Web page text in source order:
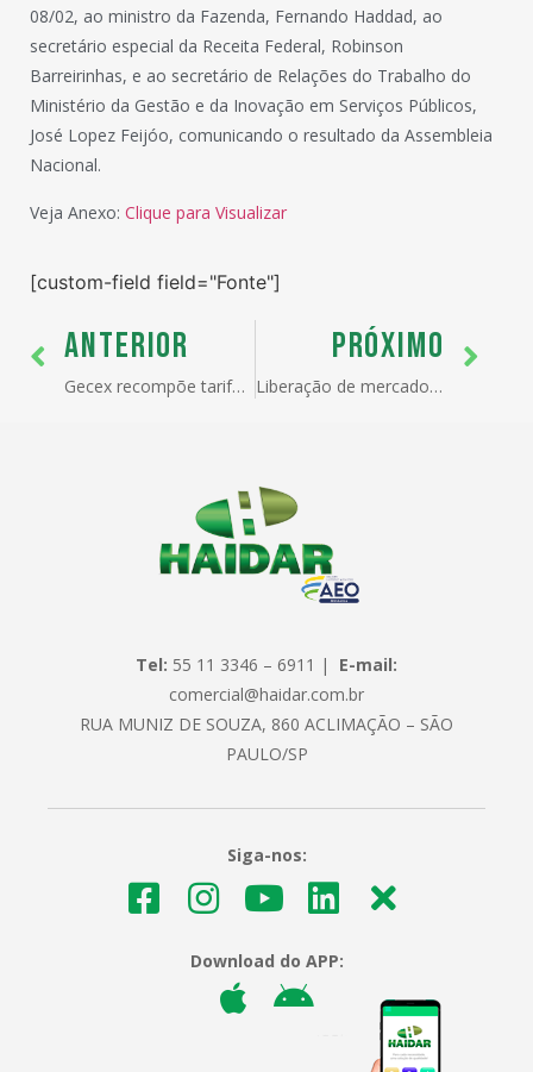
08/02, ao ministro da Fazenda, Fernando Haddad, ao
secretário especial da Receita Federal, Robinson
Barreirinhas, e ao secretário de Relações do Trabalho do
Ministério da Gestão e da Inovação em Serviços Públicos,
José Lopez Feijóo, comunicando o resultado da Assembleia
Nacional.
Veja Anexo: Clique para Visualizar
[custom-field field="Fonte"]
ANTERIOR
Gecex recompõe tarifas de importação para 5 NCMs do aço
PRÓXIMO
Liberação de mercadorias será normalizada em três semanas
Tel: 55 11 3346 – 6911 | E-mail:
comercial@haidar.com.br
RUA MUNIZ DE SOUZA, 860 ACLIMAÇÃO – SÃO
PAULO/SP
Siga-nos:
Download do APP: